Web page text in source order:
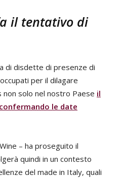
il tentativo di
di disdette di presenze di
per il dilagare
non solo nel nostro Paese il
le date
– ha proseguito il
quindi in un contesto
del made in Italy, quali